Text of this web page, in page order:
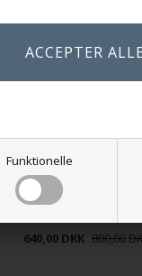
Funktionelle
+ Project 93 - pindeetui
640,00 DKK 800,00